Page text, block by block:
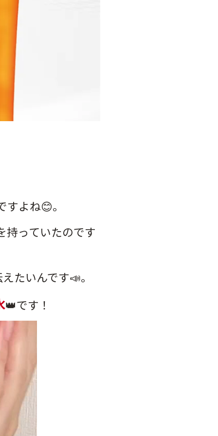
よね😊。
持っていたのです
たいんです📣。
👑️です！